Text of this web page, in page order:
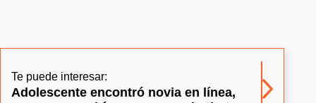
Te puede interesar:
Adolescente encontró novia en línea,